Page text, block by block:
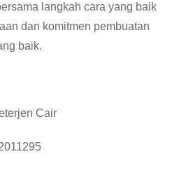
langkah cara yang baik
dan komitmen pembuatan
baik.
Cair